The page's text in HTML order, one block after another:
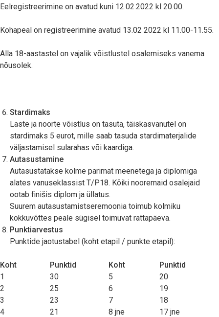
Eelregistreerimine on avatud kuni 12.02.2022 kl 20.00.
Kohapeal on registreerimine avatud 13.02 2022 kl 11.00-11.55.
Alla 18-aastastel on vajalik võistlustel osalemiseks vanema
nõusolek.
Stardimaks
Laste ja noorte võistlus on tasuta, täiskasvanutel on
stardimaks 5 eurot, mille saab tasuda stardimaterjalide
väljastamisel sularahas või kaardiga.
Autasustamine
Autasustatakse kolme parimat meenetega ja diplomiga
alates vanuseklassist T/P18. Kõiki nooremaid osalejaid
ootab finišis diplom ja üllatus.
Suurem autasustamistseremoonia toimub kolmiku
kokkuvõttes peale sügisel toimuvat rattapäeva.
Punktiarvestus
Punktide jaotustabel (koht etapil / punkte etapil):
Koht Punktid Koht
Punktid
1
30 5
20
2
25 6
19
3
23 7
18
4
21 8 jne 17 jne